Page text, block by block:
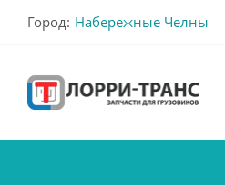
Город: Набережные Челны